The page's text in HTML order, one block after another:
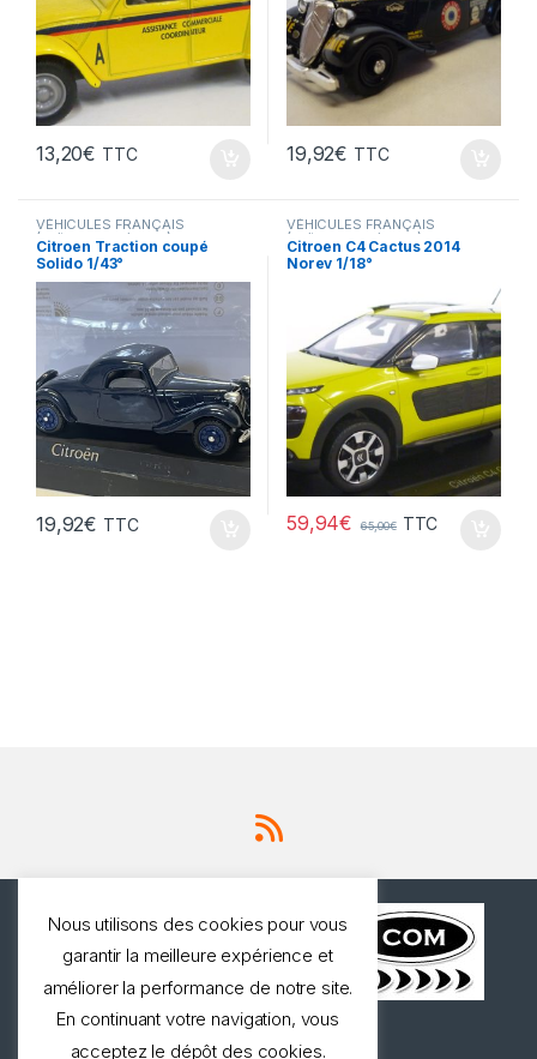
13,20€ TTC 19,92€ TTC
VÉHICULES FRANÇAIS
(voitures,camions...)
Citroen Traction coupé
Solido 1/43°
19,92€ TTC
VÉHICULES FRANÇAIS
(voitures,camions...)
Citroen C4 Cactus 2014
Norev 1/18°
59,94€ 65,00€ TTC
Nous utilisons des cookies pour vous
garantir la meilleure expérience et
améliorer la performance de notre site.
En continuant votre navigation, vous
acceptez le dépôt des cookies.